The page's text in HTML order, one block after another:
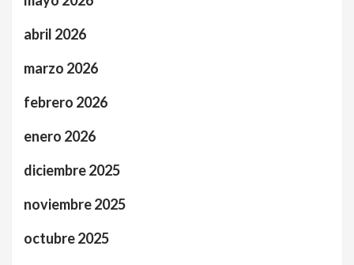
abril 2026
marzo 2026
febrero 2026
enero 2026
diciembre 2025
noviembre 2025
octubre 2025